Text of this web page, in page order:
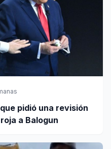
pidió una revisión
a Balogun